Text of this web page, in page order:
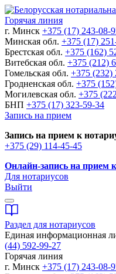
Горячая линия
г. Минск +375 (17) 243-08-
Минская обл. +375 (17)
Брестская обл. +375 (162)
Витебская обл. +375 (212)
Гомельская обл. +375 (232)
Гродненская обл. +375
Могилевская обл. +375
БНП +375 (17) 323-59-34
Запись на прием
Запись на прием к
+375 (29) 114-45-45
Онлайн-запись на прием
Для нотариусов
Выйти
Раздел для нотариусов
Единая информационная
(44) 592-99-27
Горячая линия
г. Минск +375 (17) 243-08-